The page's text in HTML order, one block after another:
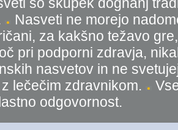
Nasveti ne morejo
za kakšno težavo
pri podporni zdravja,
nasvetov in ne
lečečim zdravnikom.
odgovornost.